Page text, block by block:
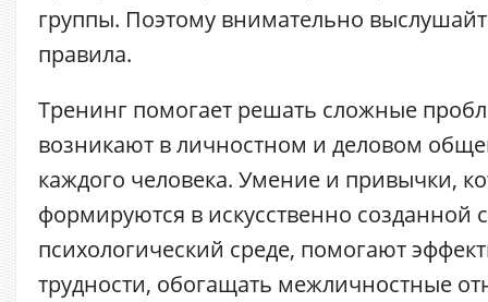
группы. Поэтому внимательно
правила.
Тренинг помогает решать сложные
возникают в личностном и деловом
каждого человека. Умение и привычки,
формируются в искусственно созданной
психологический среде, помогают
трудности, обогащать межличностные